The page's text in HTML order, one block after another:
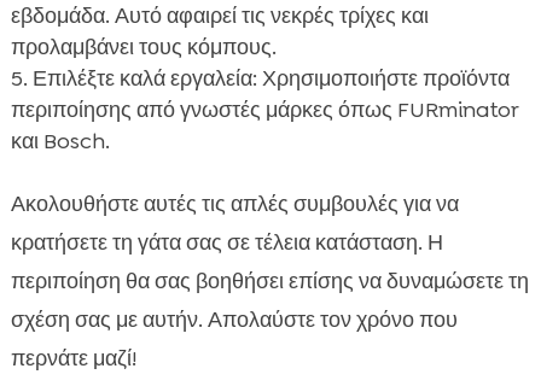
εβδομάδα. Αυτό αφαιρεί τις νεκρές τρίχες και
προλαμβάνει τους κόμπους.
Επιλέξτε καλά εργαλεία: Χρησιμοποιήστε προϊόντα
περιποίησης από γνωστές μάρκες όπως FURminator
και Bosch.
Ακολουθήστε αυτές τις απλές συμβουλές για να
κρατήσετε τη γάτα σας σε τέλεια κατάσταση. Η
περιποίηση θα σας βοηθήσει επίσης να δυναμώσετε τη
σχέση σας με αυτήν. Απολαύστε τον χρόνο που
περνάτε μαζί!